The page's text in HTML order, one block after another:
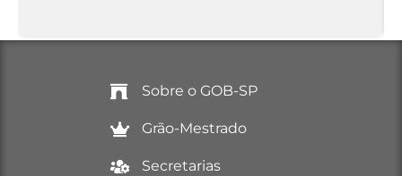
Sobre o GOB-SP
Grão-Mestrado
Secretarias